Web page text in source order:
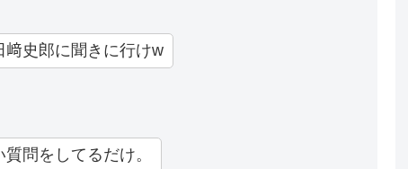
﨑史郎に聞きに行けw
問をしてるだけ。